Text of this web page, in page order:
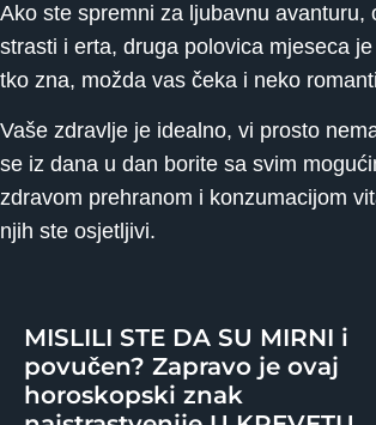
Ako ste spremni za ljubavnu
strasti i erta, druga polovica mjeseca
tko zna, možda vas čeka i neko
Vaše zdravlje je idealno, vi prosto
se iz dana u dan borite sa svim
zdravom prehranom i konzumacijom
njih ste osjetljivi.
MISLILI STE DA SU MIRNI i
povučen? Zapravo je ovaj
horoskopski znak